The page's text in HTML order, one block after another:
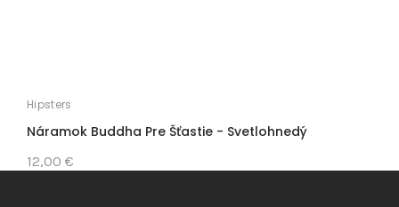
Hipsters
Náramok Buddha Pre Šťastie - Svetlohnedý
12,00 €